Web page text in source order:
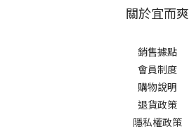
關於宜而爽
銷售據點
會員制度
購物說明
退貨政策
隱私權政策